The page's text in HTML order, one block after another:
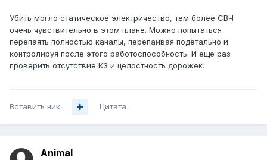
Убить могло статическое электричество, тем более СВЧ
очень чувствительно в этом плане. Можно попытаться
перепаять полностью каналы, перепаивая подетально и
контролируя после этого работоспособность. И еще раз
проверить отсутствие КЗ и целостность дорожек.
Вставить ник Цитата
Animal